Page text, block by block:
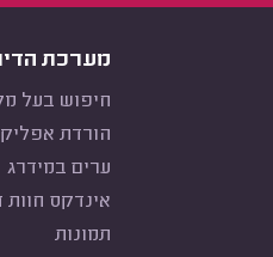
מערכת
חיפוש בעל
הורדת
ערים במידרג
אינדקס חוות
תמונות